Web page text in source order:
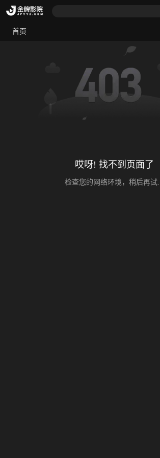
首页
哎呀! 找不到页面了
检查您的网络环境，稍后再试...